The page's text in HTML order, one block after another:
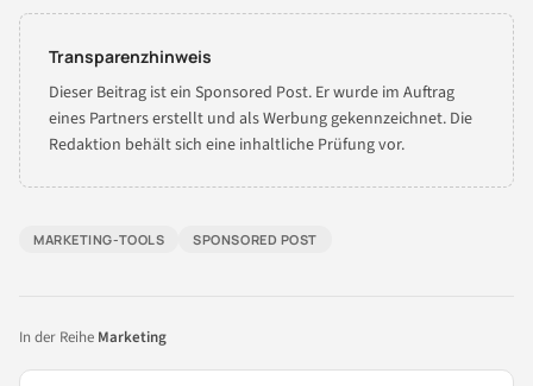
Transparenzhinweis
Dieser Beitrag ist ein Sponsored Post. Er wurde im Auftrag
eines Partners erstellt und als Werbung gekennzeichnet. Die
Redaktion behält sich eine inhaltliche Prüfung vor.
MARKETING-TOOLS SPONSORED POST
In der Reihe Marketing